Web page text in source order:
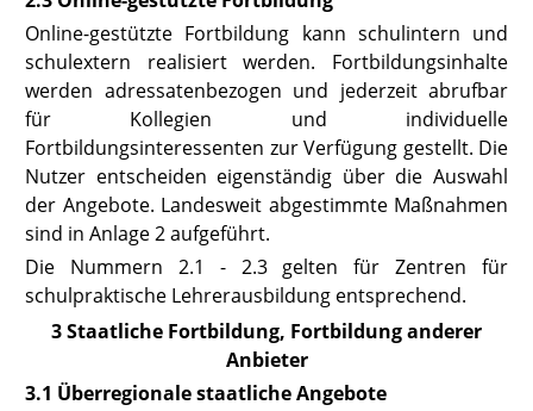
Online-gestützte Fortbildung kann schulintern und
schulextern realisiert werden. Fortbildungsinhalte
werden adressatenbezogen und jederzeit abrufbar
für Kollegien und individuelle
Fortbildungsinteressenten zur Verfügung gestellt. Die
Nutzer entscheiden eigenständig über die Auswahl
der Angebote. Landesweit abgestimmte Maßnahmen
sind inAnlage 2aufgeführt.
Die Nummern 2.1 - 2.3 gelten für Zentren für
schulpraktische Lehrerausbildung entsprechend.
3 Staatliche Fortbildung, Fortbildung anderer
Anbieter
3.1 Überregionale staatliche Angebote